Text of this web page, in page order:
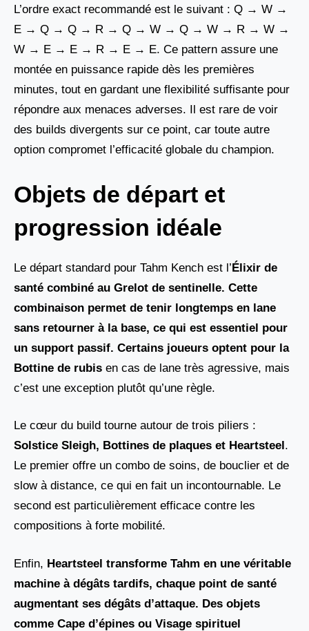
L’ordre exact recommandé est le suivant : Q → W →
E → Q → Q → R → Q → W → Q → W → R → W →
W → E → E → R → E → E. Ce pattern assure une
montée en puissance rapide dès les premières
minutes, tout en gardant une flexibilité suffisante pour
répondre aux menaces adverses. Il est rare de voir
des builds divergents sur ce point, car toute autre
option compromet l’efficacité globale du champion.
Objets de départ et
progression idéale
Le départ standard pour Tahm Kench est l’Élixir de
santé combiné au Grelot de sentinelle. Cette
combinaison permet de tenir longtemps en lane
sans retourner à la base, ce qui est essentiel pour
un support passif. Certains joueurs optent pour la
Bottine de rubis en cas de lane très agressive, mais
c’est une exception plutôt qu’une règle.
Le cœur du build tourne autour de trois piliers :
Solstice Sleigh, Bottines de plaques et Heartsteel.
Le premier offre un combo de soins, de bouclier et de
slow à distance, ce qui en fait un incontournable. Le
second est particulièrement efficace contre les
compositions à forte mobilité.
Enfin, Heartsteel transforme Tahm en une véritable
machine à dégâts tardifs, chaque point de santé
augmentant ses dégâts d’attaque. Des objets
comme Cape d’épines ou Visage spirituel